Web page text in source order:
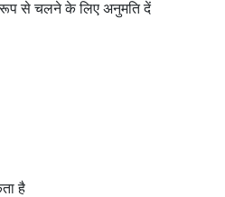
रूप से चलने के लिए अनुमति दें
है